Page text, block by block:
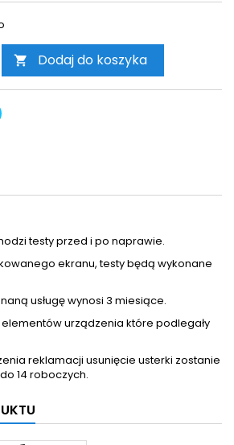
 Dodaj do koszyka
testy przed i po naprawie.
ekranu, testy będą wykonane
usługę wynosi 3 miesiące.
urządzenia które podlegały
reklamacji usunięcie usterki zostanie
14 roboczych.